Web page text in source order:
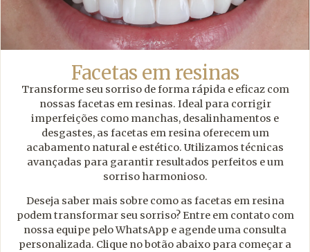
Facetas em resinas
Transforme seu sorriso de forma rápida e eficaz com
nossas facetas em resinas. Ideal para corrigir
imperfeições como manchas, desalinhamentos e
desgastes, as facetas em resina oferecem um
acabamento natural e estético. Utilizamos técnicas
avançadas para garantir resultados perfeitos e um
sorriso harmonioso.
Deseja saber mais sobre como as facetas em resina
podem transformar seu sorriso? Entre em contato com
nossa equipe pelo WhatsApp e agende uma consulta
personalizada. Clique no botão abaixo para começar a